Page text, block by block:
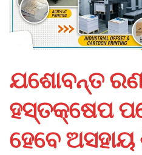
ଯଶୋବନ୍ତ
ହସ୍ତକ୍ଷେପ
ହେବେ